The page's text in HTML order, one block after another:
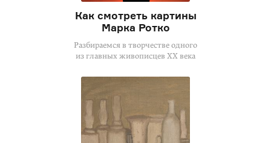
Как смотреть картины
Марка Ротко
Разбираемся в творчестве одного
из главных живописцев XX века